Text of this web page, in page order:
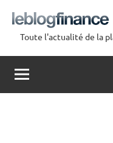
contenu
Le
Blog
Finance
Toute l'actualité de la